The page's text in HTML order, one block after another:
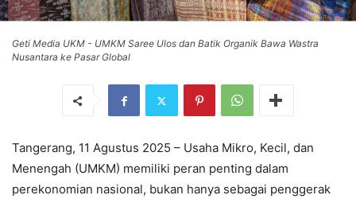
Geti Media UKM - UMKM Saree Ulos dan Batik Organik Bawa Wastra
Nusantara ke Pasar Global
Tangerang, 11 Agustus 2025 – Usaha Mikro, Kecil, dan
Menengah (UMKM) memiliki peran penting dalam
perekonomian nasional, bukan hanya sebagai penggerak